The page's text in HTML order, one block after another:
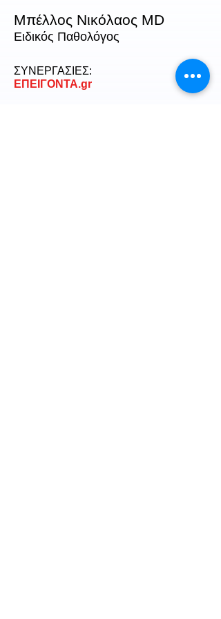
Μπέλλος Νικόλαος MD
Ειδικός Παθολόγος
ΣΥΝΕΡΓΑΣΙΕΣ:
ΕΠΕΙΓΟΝΤΑ.gr